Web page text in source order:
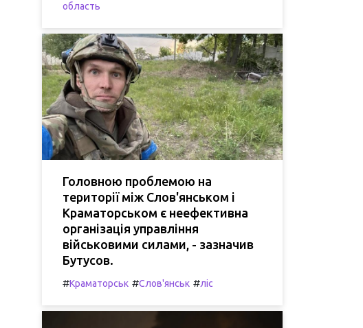
область
Головною проблемою на
території між Слов'янськом і
Краматорськом є неефективна
організація управління
військовими силами, - зазначив
Бутусов.
#Краматорськ #Слов'янськ #ліс